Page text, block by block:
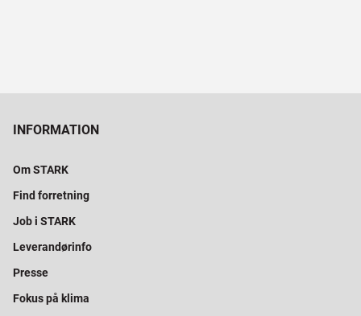
INFORMATION
Om STARK
Find forretning
Job i STARK
Leverandørinfo
Presse
Fokus på klima